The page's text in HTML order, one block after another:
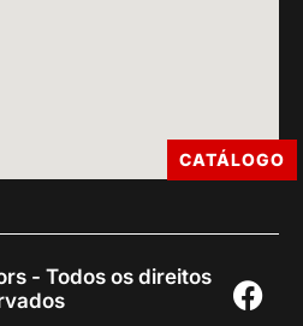
- Todos os direitos
CATÁLOGO